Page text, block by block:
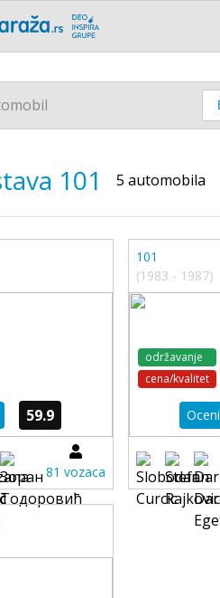
101 5 automobila
59.9
81 vozaca
101
(1983 - 1987)
održavanje
cena/kvalitet
Oceni